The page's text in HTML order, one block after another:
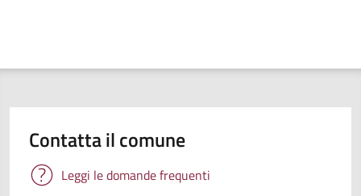
Contatta il comune
Leggi le domande frequenti